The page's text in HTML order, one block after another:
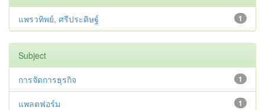
1
แพรวทิพย์, ศรีประดิษฐ์
Subject
1
การจัดการธุรกิจ
1
แพลตฟอร์ม